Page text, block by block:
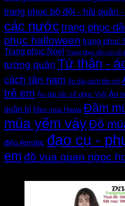
trang phục bộ đội - hải quân
các nướctrang phục
phục halloween trang phục
Trang phục Noel Trang phục tiền sử cổ
tướng quân Tứ thân -
cách tân nam Áo dài cách tân nữ
trẻ em Áo dài tấc cổ phục Việt Áo
quần bí Đầm múa Hawai Đầm
múa yếm váyĐồ
điệu Aerobic đạo cụ -
em đồ vua quan ngoc